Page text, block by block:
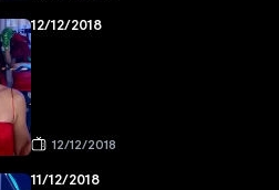
12/12/2018
12/12/2018
11/12/2018